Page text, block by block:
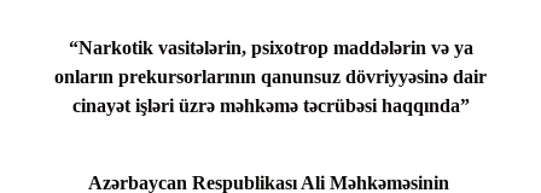
“Narkotik vasitələrin, psixotrop maddələrin və ya
onların prekursorlarının qanunsuz dövriyyəsinə dair
cinayət işləri üzrə məhkəmə təcrübəsi haqqında”
Azərbaycan Respublikası Ali Məhkəməsinin